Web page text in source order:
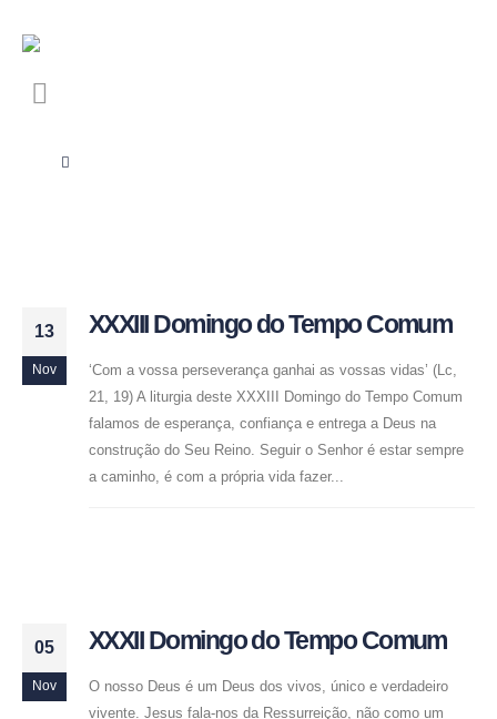
13
Nov
XXXIII Domingo do Tempo Comum
‘Com a vossa perseverança ganhai as vossas vidas’ (Lc,
21, 19) A liturgia deste XXXIII Domingo do Tempo Comum
falamos de esperança, confiança e entrega a Deus na
construção do Seu Reino. Seguir o Senhor é estar sempre
a caminho, é com a própria vida fazer...
05
Nov
XXXII Domingo do Tempo Comum
O nosso Deus é um Deus dos vivos, único e verdadeiro
vivente. Jesus fala-nos da Ressurreição, não como um